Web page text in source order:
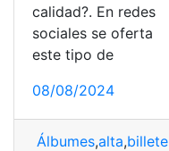
calidad?. En redes
sociales se oferta
este tipo de
08/08/2024
Álbumes,alta,billete